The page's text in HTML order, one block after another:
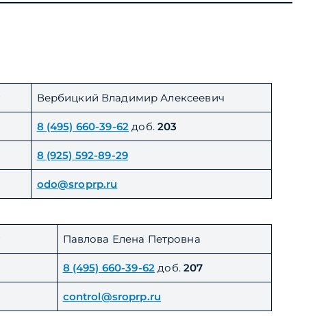
Вербицкий Владимир Алексеевич
8 (495) 660-39-62 доб. 203
8 (925) 592-89-29
odo@sroprp.ru
Павлова Елена Петровна
8 (495) 660-39-62 доб. 207
control@sroprp.ru